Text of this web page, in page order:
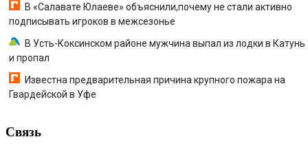
В «Салавате Юлаеве» объяснили,почему не стали активно
подписывать игроков в межсезонье
В Усть-Коксинском районе мужчина выпал из лодки в Катунь
и пропал
Известна предварительная причина крупного пожара на
Гвардейской в Уфе
Связь